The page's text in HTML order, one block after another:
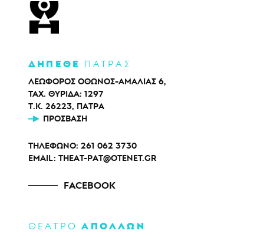
ΔΗΠΕΘΕ ΠΑΤΡΑΣ
ΛΕΩΦΟΡΟΣ ΟΘΩΝΟΣ-ΑΜΑΛΙΑΣ 6,
ΤΑΧ. ΘΥΡΙΔΑ: 1297
Τ.Κ. 26223, ΠΑΤΡΑ
ΠΡΌΣΒΑΣΗ
ΤΗΛΕΦΩΝΟ: 261 062 3730
EMAIL: THEAT-PAT@OTENET.GR
FACEBOOK
ΘΕΑΤΡΟΑΠΟΛΛΩΝ